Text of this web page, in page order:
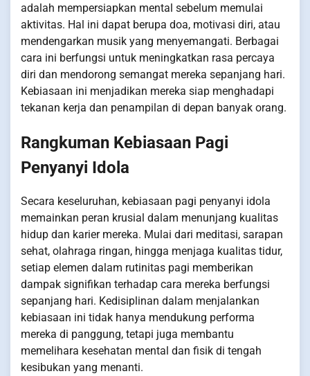
adalah mempersiapkan mental sebelum memulai
aktivitas. Hal ini dapat berupa doa, motivasi diri, atau
mendengarkan musik yang menyemangati. Berbagai
cara ini berfungsi untuk meningkatkan rasa percaya
diri dan mendorong semangat mereka sepanjang hari.
Kebiasaan ini menjadikan mereka siap menghadapi
tekanan kerja dan penampilan di depan banyak orang.
Rangkuman Kebiasaan Pagi
Penyanyi Idola
Secara keseluruhan, kebiasaan pagi penyanyi idola
memainkan peran krusial dalam menunjang kualitas
hidup dan karier mereka. Mulai dari meditasi, sarapan
sehat, olahraga ringan, hingga menjaga kualitas tidur,
setiap elemen dalam rutinitas pagi memberikan
dampak signifikan terhadap cara mereka berfungsi
sepanjang hari. Kedisiplinan dalam menjalankan
kebiasaan ini tidak hanya mendukung performa
mereka di panggung, tetapi juga membantu
memelihara kesehatan mental dan fisik di tengah
kesibukan yang menanti.